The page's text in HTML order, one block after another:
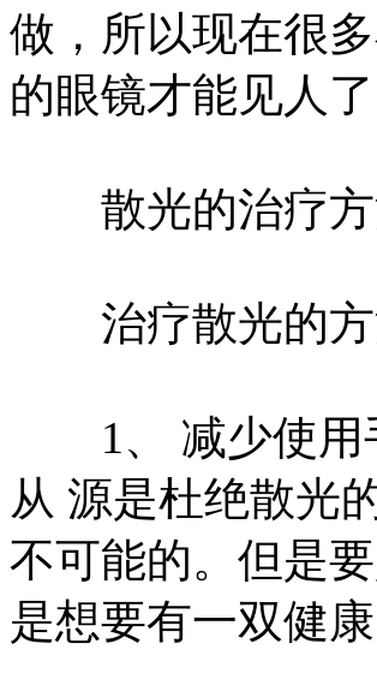
做，所以现在很
的眼镜才能见人了
散光的治疗方
治疗散光的方
1、 减少使用
从 源是杜绝散光
不可能的。但是
是想要有一双健